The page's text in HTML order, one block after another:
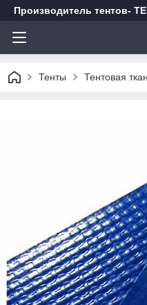
Производитель тентов-
Тенты Тентовая